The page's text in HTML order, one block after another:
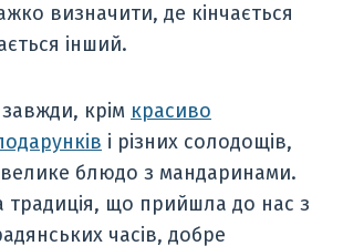
визначити, де кінчається
інший.
крім красиво
і різних солодощів,
блюдо з мандаринами.
традиція, що прийшла до нас з
часів, добре